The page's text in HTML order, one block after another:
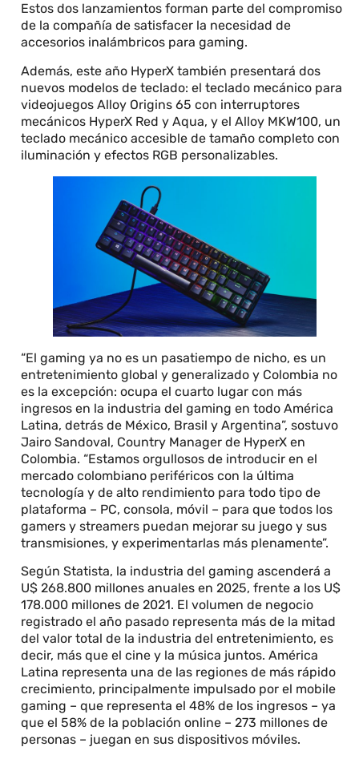
Estos dos lanzamientos forman parte del compromiso
de la compañía de satisfacer la necesidad de
accesorios inalámbricos para gaming.
Además, este año HyperX también presentará dos
nuevos modelos de teclado: el teclado mecánico para
videojuegos Alloy Origins 65 con interruptores
mecánicos HyperX Red y Aqua, y el Alloy MKW100, un
teclado mecánico accesible de tamaño completo con
iluminación y efectos RGB personalizables.
“El gaming ya no es un pasatiempo de nicho, es un
entretenimiento global y generalizado y Colombia no
es la excepción: ocupa el cuarto lugar con más
ingresos en la industria del gaming en todo América
Latina, detrás de México, Brasil y Argentina”, sostuvo
Jairo Sandoval, Country Manager de HyperX en
Colombia. “Estamos orgullosos de introducir en el
mercado colombiano periféricos con la última
tecnología y de alto rendimiento para todo tipo de
plataforma – PC, consola, móvil – para que todos los
gamers y streamers puedan mejorar su juego y sus
transmisiones, y experimentarlas más plenamente”.
Según Statista, la industria del gaming ascenderá a
U$ 268.800 millones anuales en 2025, frente a los U$
178.000 millones de 2021. El volumen de negocio
registrado el año pasado representa más de la mitad
del valor total de la industria del entretenimiento, es
decir, más que el cine y la música juntos. América
Latina representa una de las regiones de más rápido
crecimiento, principalmente impulsado por el mobile
gaming – que representa el 48% de los ingresos – ya
que el 58% de la población online – 273 millones de
personas – juegan en sus dispositivos móviles.